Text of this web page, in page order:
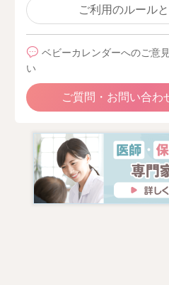
ご利用のルール
ベビーカレンダーへのご意
い
ご質問・お問い合わ